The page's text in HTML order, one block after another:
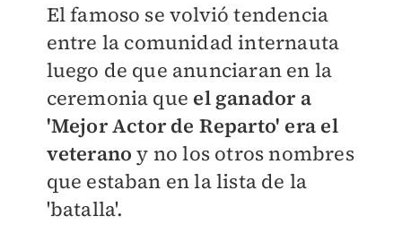
El famoso se volvió tendencia
entre la comunidad internauta
luego de que anunciaran en la
ceremonia que el ganador a
'Mejor Actor de Reparto' era el
veterano y no los otros nombres
que estaban en la lista de la
'batalla'.